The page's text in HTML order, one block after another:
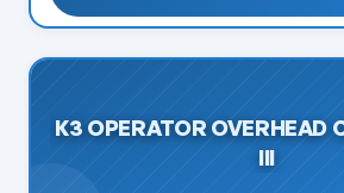
K3 OPERATOR OVERHEAD
III